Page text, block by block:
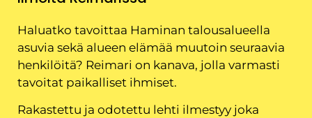
Haluatko tavoittaa Haminan talousalueella
asuvia sekä alueen elämää muutoin seuraavia
henkilöitä? Reimari on kanava, jolla varmasti
tavoitat paikalliset ihmiset.
Rakastettu ja odotettu lehti ilmestyy joka